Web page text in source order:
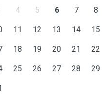
4 5 6 7 8
11 12 13 14 15
18 19 20 21 22
25 26 27 28 29